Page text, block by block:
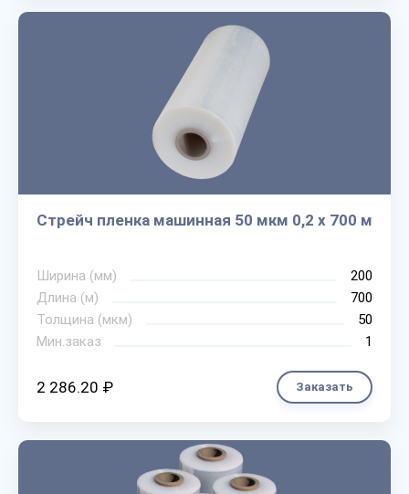
Стрейч пленка машинная 50 мкм 0,2 х 700 м
Ширина (мм)
200
Длина (м)
700
Толщина (мкм)
50
Мин.заказ
1
2 286.20 ₽ Заказать